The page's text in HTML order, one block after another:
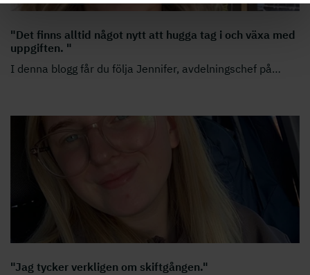
"Det finns alltid något nytt att hugga tag i och växa med
uppgiften. "
I denna blogg får du följa Jennifer, avdelningschef på…
"Jag tycker verkligen om skiftgången."